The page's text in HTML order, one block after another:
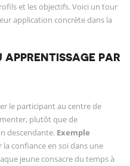
et les objectifs. Voici un tour
application concrète dans la
APPRENTISSAGE PAR
le participant au centre de
plutôt que de
descendante. Exemple
la confiance en soi dans une
jeune consacre du temps à